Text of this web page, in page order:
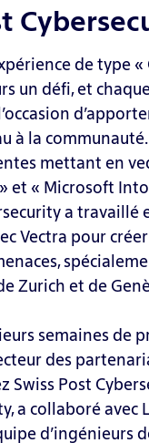
de type
un défi, et
à la
mettant en
et « Microsoft
a travaillé
Vectra pour
Zurich et de
semaines de
des
Swiss Post
a collaboré avec
d’ingénieurs